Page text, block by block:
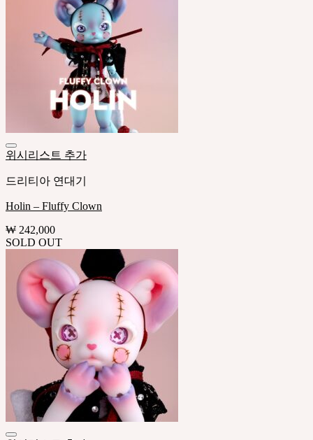
위시리스트 추가
드리티아 연대기
Holin – Fluffy Clown
₩ 242,000
SOLD OUT